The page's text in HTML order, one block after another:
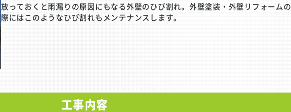
放っておくと雨漏りの原因にもなる外壁のひび割れ。外壁塗装・外壁リフォームの
際にはこのようなひび割れもメンテナンスします。
工事内容